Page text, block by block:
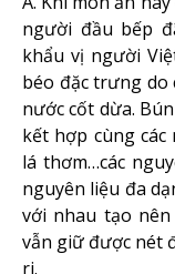
người đầu bếp
khẩu vị người
béo đặc trưng do
nước cốt dừa.
kết hợp cùng
lá thơm…các
nguyên liệu đa
với nhau tạo
vẫn giữ được nét
ri.